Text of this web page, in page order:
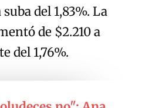
del 1,83%. La
de $2.210 a
del 1,76%.